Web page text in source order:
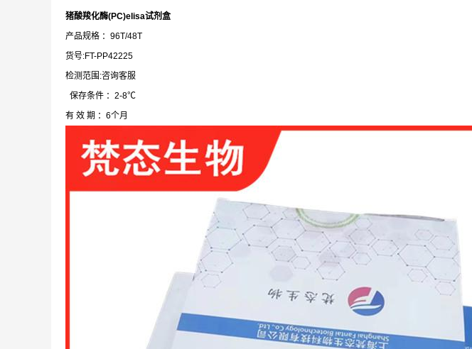
猪酸羧化酶(PC)elisa试剂盒
产品规格 ：96T/48T
货号:FT-PP42225
检测范围:咨询客服
保存条件 ：2-8℃
有 效 期 ：6个月